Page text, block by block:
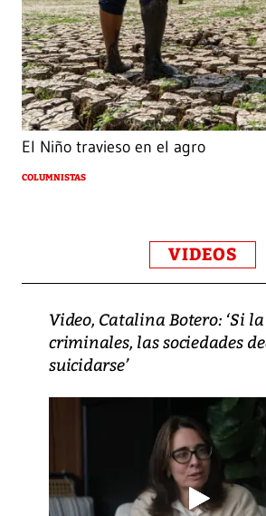
El Niño travieso en el agro
COLUMNISTAS
VIDEOS
Video, Catalina Botero: ‘Si
criminales, las sociedades
suicidarse’